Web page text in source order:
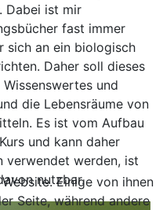
. Dabei ist mir
fast immer
sich an ein biologisch
Daher soll dieses
und
die Lebensräume von
Es ist vom Aufbau
und kann daher
verwendet werden, ist
nutzbar.
Einige von ihnen
Seite, während andere